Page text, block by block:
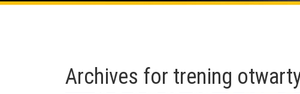
Archives for trening